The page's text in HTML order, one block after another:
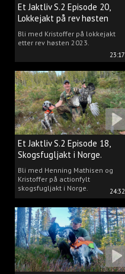
23:17
Et Jaktliv S.2 Episode 20,
Lokkejakt på rev høsten
2023.
Bli med Kristoffer på lokkejakt
etter rev høsten 2023.
24:32
Et Jaktliv S.2 Episode 18,
Skogsfugljakt i Norge.
Bli med Henning Mathisen og
Kristoffer på actionfylt
skogsfugljakt i Norge.